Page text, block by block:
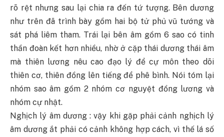
rõ rệt nhưng sau lại chia ra đến tứ tượng. Bên dương
như trên đã trình bày gồm hai bộ tử phủ vũ tướng và
sát phá liêm tham. Trái lại bên âm gồm 6 sao có tinh
thần đoàn kết hơn nhiều, nhờ ở cặp thái dương thái âm
mà thiên lương nêu cao đạo lý để cự môn theo dõi
thiên cơ, thiên đồng lên tiếng để phê bình. Nói tóm lại
nhóm sao âm gồm 2 nhóm cơ nguyệt đồng lương và
nhóm cự nhật.
Nghịch lý âm dương : vậy khi gặp phải cảnh nghịch lý
âm dương ắt phải có cảnh không hợp cách, vì thế lá số